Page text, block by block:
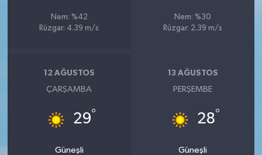
Nem: %42
Rüzgar: 4.39 m/s
Nem: %30
Rüzgar: 2.39 m/s
12 AĞUSTOS
ÇARŞAMBA
29°
Güneşli
13 AĞUSTOS
PERŞEMBE
28°
Güneşli